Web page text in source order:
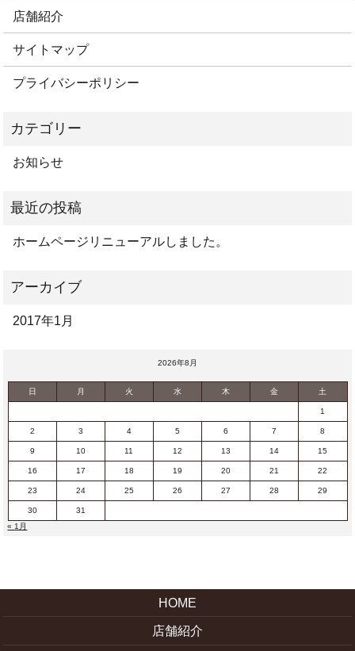
店舗紹介
サイトマップ
プライバシーポリシー
お知らせ
ホームページリニューアルしました。
2017年1月
2026年8月
日 月 火 水 木 金 土
1
2 3 4 5 6 7 8
9 10 11 12 13 14 15
16 17 18 19 20 21 22
23 24 25 26 27 28 29
30
31
« 1月
HOME
店舗紹介